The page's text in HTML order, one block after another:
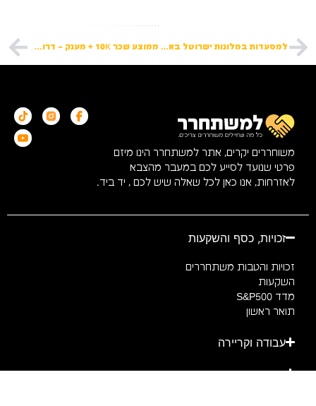
למסעדות במלונות ישרוטל באילת דרושים/ות מלצרים/יות ממוצע שכר 10K + מענק – דרושים לMAX בצפון!
משוחררים יקרים, אתר למשתחרר הינו מיזם
פרטי שנועד לסייע לכם במעבר מהצבא
לאזרחות, אנו כאן לכל שאלה שיש לכם , יד ביד.
זכויות, כסף והשקעות
זכויות והטבות משתחררים
השקעות
מדד S&P500
תואר ראשון
עבודה וקריירה
פנאי, תוכן ועזרה